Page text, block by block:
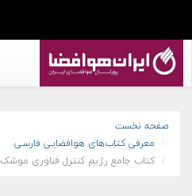
صفحه نخست
معرفی کتاب‌های هوافضایی فارسی
کتاب جامع رژیم کنترل فناوری موشک